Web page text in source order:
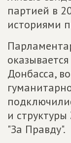
партией в
историями
Донбасса,
и структуры
"За Правду".